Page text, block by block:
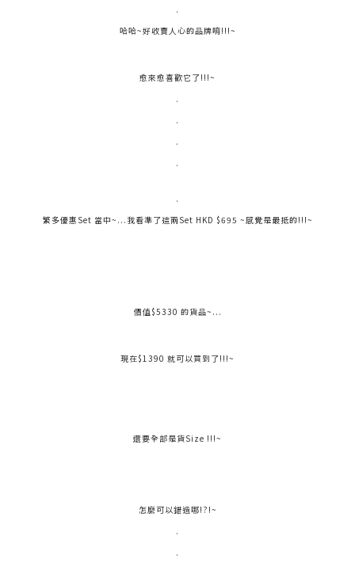
.
哈哈~好收賣人心的品牌唷!!!~
愈來愈喜歡它了!!!~
.
.
.
.
.
繁多優惠Set 當中~...我看準了這兩Set HKD $695 ~感覺是最抵的!!!~
價值$5330 的貨品~...
現在$1390 就可以買到了!!!~
還要全部是貨Size !!!~
怎麼可以錯過哪!?!~
.
.